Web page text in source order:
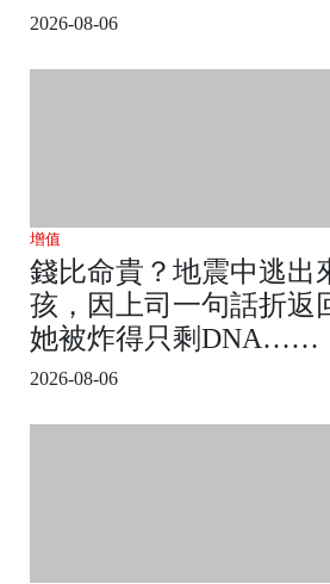
2026-08-06
增值
錢比命貴？地震中逃出
孩，因上司一句話折返
她被炸得只剩DNA……
2026-08-06